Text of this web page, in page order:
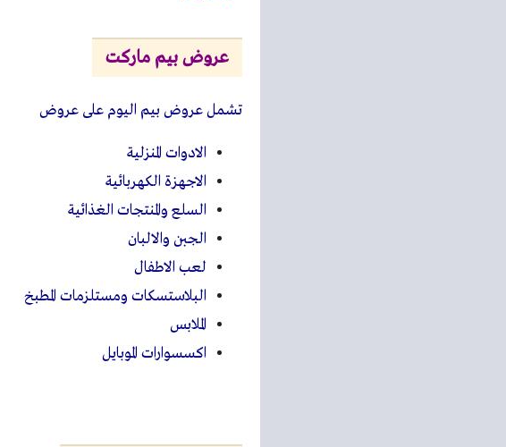
عروض بيم ماركت
تشمل عروض بيم اليوم على عروض
الادوات المنزلية
الاجهزة الكهربائية
السلع والمنتجات الغذائية
الجبن والالبان
لعب الاطفال
البلاستسكات ومستلزمات المطبخ
الملابس
اكسسوارات الموبايل
وغيرها العديد من